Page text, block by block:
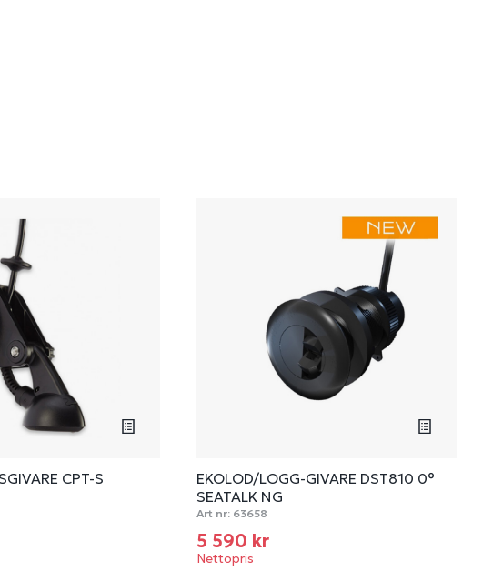
CPT-S
EKOLOD/LOGG-GIVARE DST810 0°
SEATALK NG
Art nr: 63658
5 590 kr
Nettopris